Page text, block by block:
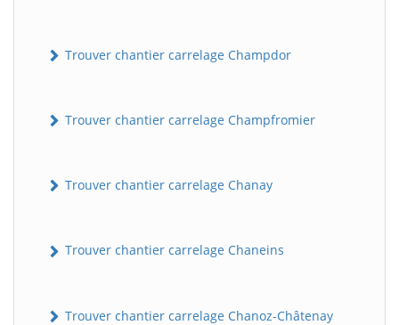
Trouver chantier carrelage Champdor
Trouver chantier carrelage Champfromier
Trouver chantier carrelage Chanay
Trouver chantier carrelage Chaneins
Trouver chantier carrelage Chanoz-Châtenay